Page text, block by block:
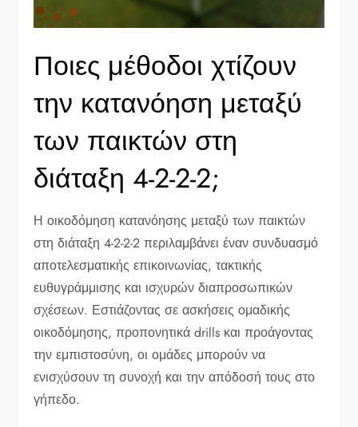
Ποιες μέθοδοι χτίζουν
την κατανόηση μεταξύ
των παικτών στη
διάταξη 4-2-2-2;
Η οικοδόμηση κατανόησης μεταξύ των παικτών
στη διάταξη 4-2-2-2 περιλαμβάνει έναν συνδυασμό
αποτελεσματικής επικοινωνίας, τακτικής
ευθυγράμμισης και ισχυρών διαπροσωπικών
σχέσεων. Εστιάζοντας σε ασκήσεις ομαδικής
οικοδόμησης, προπονητικά drills και προάγοντας
την εμπιστοσύνη, οι ομάδες μπορούν να
ενισχύσουν τη συνοχή και την απόδοσή τους στο
γήπεδο.